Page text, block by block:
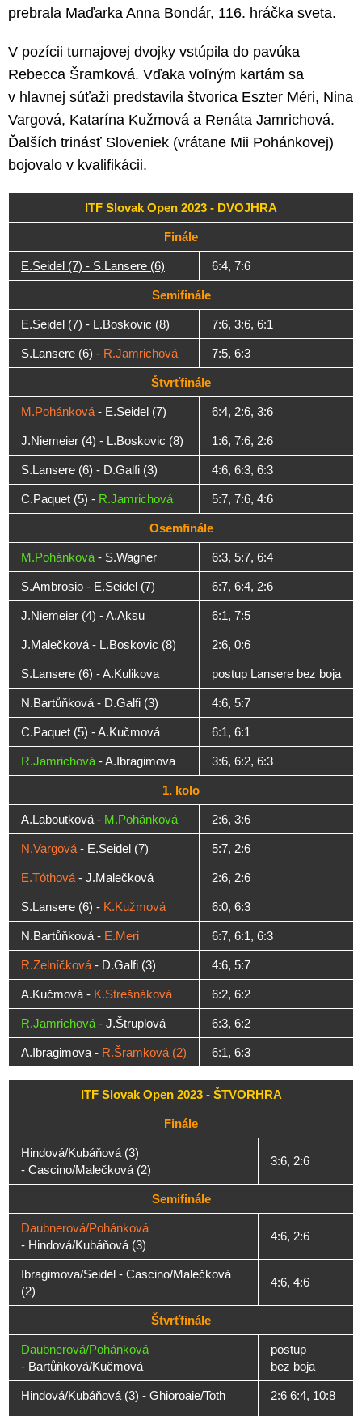
prebrala Maďarka Anna Bondár, 116. hráčka sveta.
V pozícii turnajovej dvojky vstúpila do pavúka
Rebecca Šramková. Vďaka voľným kartám sa
v hlavnej súťaži predstavila štvorica Eszter Méri, Nina
Vargová, Katarína Kužmová a Renáta Jamrichová.
Ďalších trinásť Sloveniek (vrátane Mii Pohánkovej)
bojovalo v kvalifikácii.
ITF Slovak Open 2023 - DVOJHRA
Finále
E.Seidel (7) - S.Lansere (6) 6:4, 7:6
Semifinále
E.Seidel (7) - L.Boskovic (8) 7:6, 3:6, 6:1
S.Lansere (6) - R.Jamrichová 7:5, 6:3
Štvrťfinále
M.Pohánková - E.Seidel (7) 6:4, 2:6, 3:6
J.Niemeier (4) - L.Boskovic (8) 1:6, 7:6, 2:6
S.Lansere (6) - D.Galfi (3) 4:6, 6:3, 6:3
C.Paquet (5) - R.Jamrichová 5:7, 7:6, 4:6
Osemfinále
M.Pohánková - S.Wagner 6:3, 5:7, 6:4
S.Ambrosio - E.Seidel (7) 6:7, 6:4, 2:6
J.Niemeier (4) - A.Aksu 6:1, 7:5
J.Malečková - L.Boskovic (8) 2:6, 0:6
S.Lansere (6) - A.Kulikova postup Lansere bez boja
N.Bartůňková - D.Galfi (3) 4:6, 5:7
C.Paquet (5) - A.Kučmová 6:1, 6:1
R.Jamrichová - A.Ibragimova 3:6, 6:2, 6:3
1. kolo
A.Laboutková - M.Pohánková 2:6, 3:6
N.Vargová - E.Seidel (7) 5:7, 2:6
E.Tóthová - J.Malečková 2:6, 2:6
S.Lansere (6) - K.Kužmová 6:0, 6:3
N.Bartůňková - E.Meri 6:7, 6:1, 6:3
R.Zelníčková - D.Galfi (3) 4:6, 5:7
A.Kučmová - K.Strešnáková 6:2, 6:2
R.Jamrichová - J.Štruplová 6:3, 6:2
A.Ibragimova - R.Šramková (2) 6:1, 6:3
ITF Slovak Open 2023 - ŠTVORHRA
Finále
Hindová/Kubáňová (3)
- Cascino/Malečková (2)
3:6, 2:6
Semifinále
Daubnerová/Pohánková
- Hindová/Kubáňová (3)
4:6, 2:6
Ibragimova/Seidel - Cascino/Malečková
(2)
4:6, 4:6
Štvrťfinále
Daubnerová/Pohánková
- Bartůňková/Kučmová
postup
bez boja
Hindová/Kubáňová (3) - Ghioroaie/Toth 2:6 6:4, 10:8